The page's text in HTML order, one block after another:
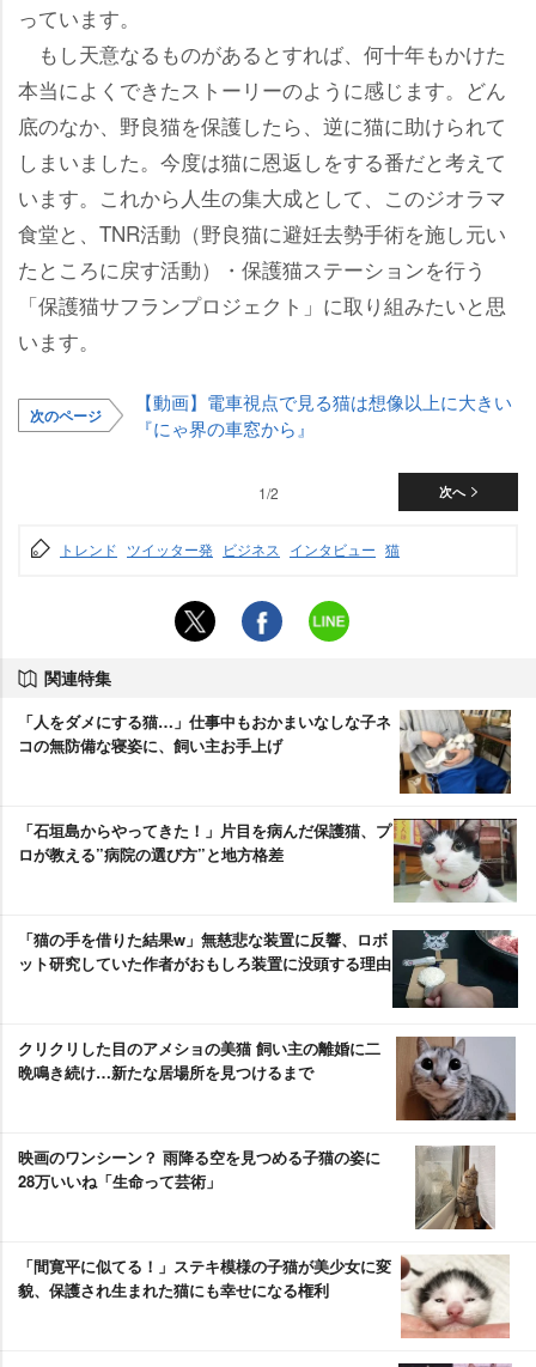
っています。
もし天意なるものがあるとすれば、何十年もかけた
本当によくできたストーリーのように感じます。どん
底のなか、野良猫を保護したら、逆に猫に助けられて
しまいました。今度は猫に恩返しをする番だと考えて
います。これから人生の集大成として、このジオラマ
食堂と、TNR活動（野良猫に避妊去勢手術を施し元い
たところに戻す活動）・保護猫ステーションを行う
「保護猫サフランプロジェクト」に取り組みたいと思
います。
次のページ
【動画】電車視点で見る猫は想像以上に大きい
『にゃ界の車窓から』
次へ
1/2
トレンド ツイッター発 ビジネス インタビュー 猫
関連特集
「人をダメにする猫…」仕事中もおかまいなしな子ネ
コの無防備な寝姿に、飼い主お手上げ
「石垣島からやってきた！」片目を病んだ保護猫、プ
ロが教える”病院の選び方”と地方格差
「猫の手を借りた結果w」無慈悲な装置に反響、ロボ
ット研究していた作者がおもしろ装置に没頭する理由
クリクリした目のアメショの美猫 飼い主の離婚に二
晩鳴き続け…新たな居場所を見つけるまで
映画のワンシーン？ 雨降る空を見つめる子猫の姿に
28万いいね「生命って芸術」
「間寛平に似てる！」ステキ模様の子猫が美少女に変
貌、保護され生まれた猫にも幸せになる権利